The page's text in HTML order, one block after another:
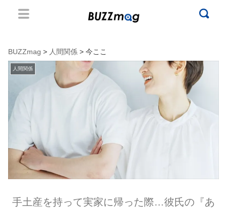
BUZZmag > 人間関係 > 今ここ
人間関係
手土産を持って実家に帰った際…彼氏の『あ